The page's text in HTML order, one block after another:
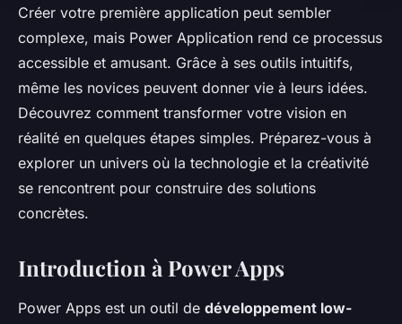
Créer votre première application peut sembler
complexe, mais Power Application rend ce processus
accessible et amusant. Grâce à ses outils intuitifs,
même les novices peuvent donner vie à leurs idées.
Découvrez comment transformer votre vision en
réalité en quelques étapes simples. Préparez-vous à
explorer un univers où la technologie et la créativité
se rencontrent pour construire des solutions
concrètes.
Introduction à Power Apps
Power Apps est un outil de développement low-